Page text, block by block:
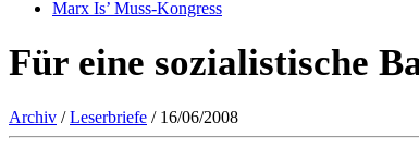
Marx Is’ Muss-Kongress
Für eine sozialistische
Archiv /Leserbriefe / 16/06/2008